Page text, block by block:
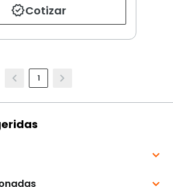
Cotizar
1